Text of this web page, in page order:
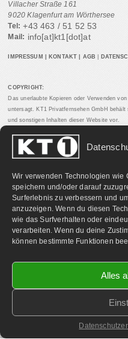
Wir verwenden Technologien wie
speichern und/oder darauf
Surferlebnis zu verbessern und
anzuzeigen. Wenn du diesen
wie das Surfverhalten oder
verarbeiten. Wenn du deine
können bestimmte Funktionen
Alles
Villacher Straße 161
9020 Klagenfurt am Wörthersee
Tel: +43 463 / 51 52 53
Mail: info[at]kt1[dot]at
IMPRESSUM KONTAKT AGB
COPYRIGHT:
Das unerlaubte Kopieren oder Verwenden
untersagt. KT1 Privatfernsehen GmbH
und sonstigen Inhalten dieser Website vor.
PARTNERLINKS:
2026 KT1
Homepage &